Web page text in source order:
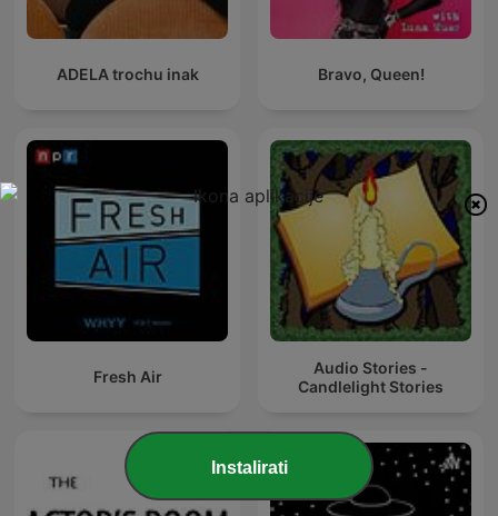
ADELA trochu inak Bravo, Queen!
Fresh Air
Audio Stories -
Candlelight Stories
Instalirati